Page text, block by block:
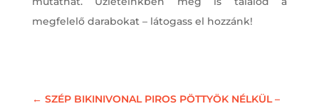
megfelelő darabokat – látogass el hozzánk!
← SZÉP BIKINIVONAL PIROS PÖTTYÖK NÉLKÜL –